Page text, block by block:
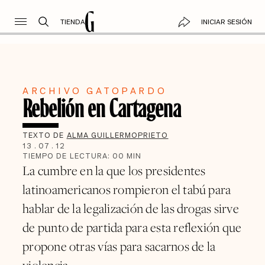
TIENDA INICIAR SESIÓN
ARCHIVO GATOPARDO
Rebelión en Cartagena
TEXTO DE ALMA GUILLERMOPRIETO
13 . 07 . 12
TIEMPO DE LECTURA: 00 MIN
La cumbre en la que los presidentes
latinoamericanos rompieron el tabú para
hablar de la legalización de las drogas sirve
de punto de partida para esta reflexión que
propone otras vías para sacarnos de la